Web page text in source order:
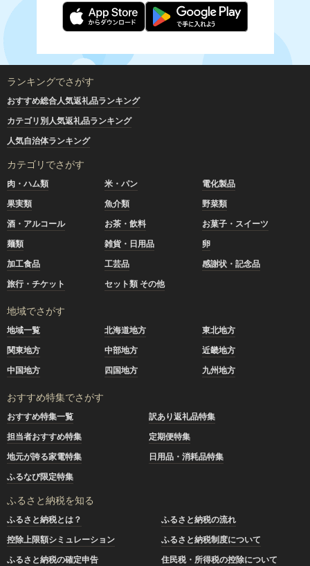
ランキングでさがす
おすすめ総合人気返礼品ランキング
カテゴリ別人気返礼品ランキング
人気自治体ランキング
カテゴリでさがす
肉・ハム類 米・パン
電化製品
果実類
魚介類
野菜類
酒・アルコール
お茶・飲料
お菓子・スイーツ
麺類
雑貨・日用品
卵
加工食品
工芸品
感謝状・記念品
旅行・チケット
セット類 その他
地域でさがす
地域一覧 北海道地方
東北地方
関東地方
中部地方
近畿地方
中国地方
四国地方 九州地方
おすすめ特集でさがす
おすすめ特集一覧
訳あり返礼品特集
担当者おすすめ特集
定期便特集
地元が誇る家電特集
日用品・消耗品特集
ふるなび限定特集
ふるさと納税を知る
ふるさと納税とは？
ふるさと納税の流れ
控除上限額シミュレーション
ふるさと納税制度について
ふるさと納税の確定申告
住民税・所得税の控除について